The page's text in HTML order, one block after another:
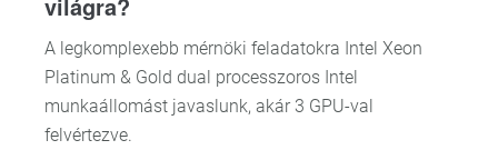
A legkomplexebb mérnöki feladatokra Intel Xeon
Platinum & Gold dual processzoros Intel
munkaállomást javaslunk, akár 3 GPU-val
felvértezve.